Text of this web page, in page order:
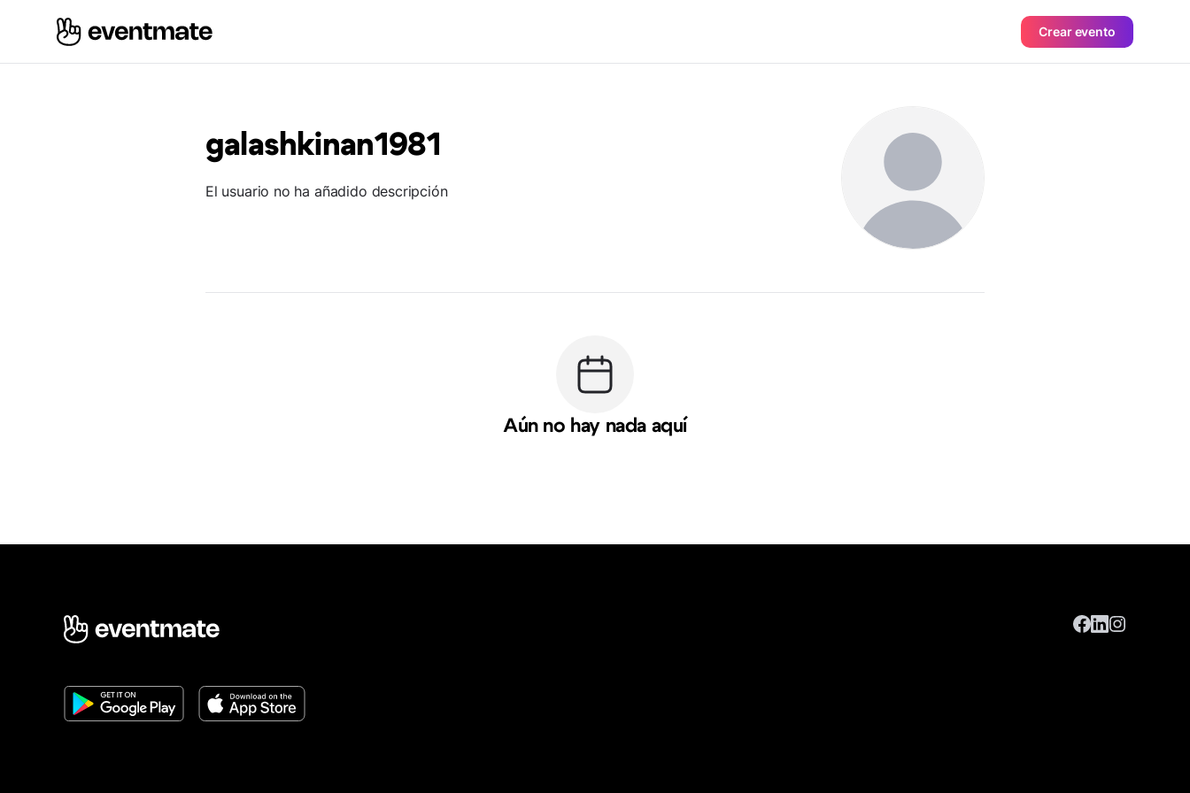
Crear evento
galashkinan1981
El usuario no ha añadido descripción
Aún no hay nada aquí